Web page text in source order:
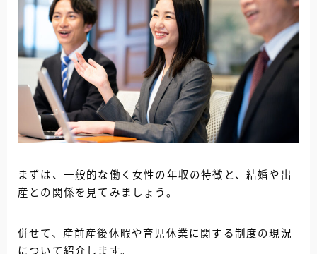
まずは、一般的な働く女性の年収の特徴と、結婚や出
産との関係を見てみましょう。
併せて、産前産後休暇や育児休業に関する制度の現況
について紹介します。